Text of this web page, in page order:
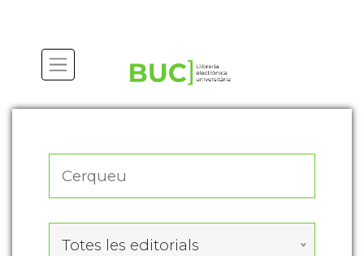
Totes les editorials